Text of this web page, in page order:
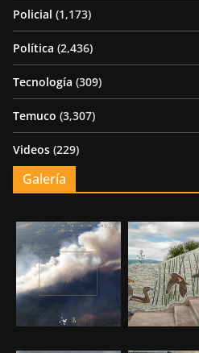
Policial (1,173)
Política (2,436)
Tecnología (309)
Temuco (3,307)
Videos (229)
Galería